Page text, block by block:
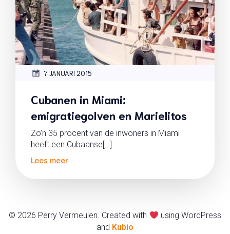
7 JANUARI 2015
Cubanen in Miami:
emigratiegolven en Marielitos
Zo’n 35 procent van de inwoners in Miami
heeft een Cubaanse[…]
Lees meer
© 2026 Perry Vermeulen. Created with
using WordPress
and Kubio